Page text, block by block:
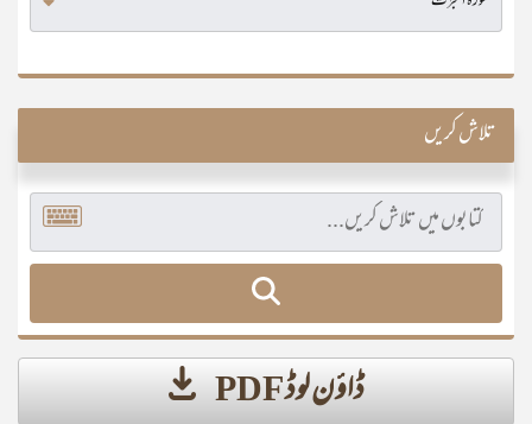
تلاش کریں
ڈاؤن لوڈ PDF